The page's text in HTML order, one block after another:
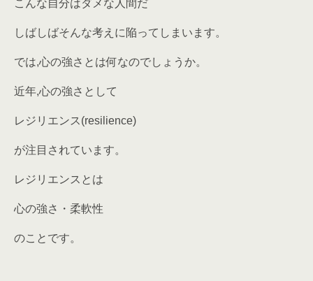
こんな自分はダメな人間だ
しばしばそんな考えに陥ってしまいます。
では,心の強さとは何なのでしょうか。
近年,心の強さとして
レジリエンス(resilience)
が注目されています。
レジリエンスとは
心の強さ・柔軟性
のことです。